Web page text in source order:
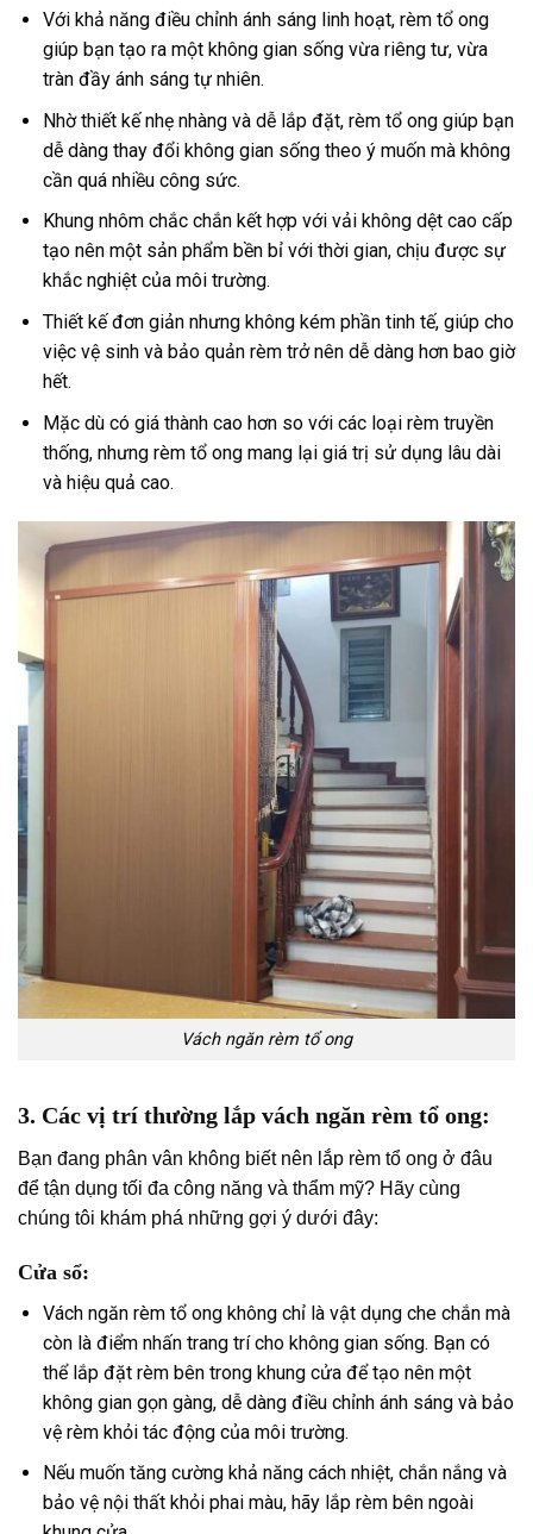
Với khả năng điều chỉnh ánh sáng linh hoạt, rèm tổ ong
giúp bạn tạo ra một không gian sống vừa riêng tư, vừa
tràn đầy ánh sáng tự nhiên.
Nhờ thiết kế nhẹ nhàng và dễ lắp đặt, rèm tổ ong giúp bạn
dễ dàng thay đổi không gian sống theo ý muốn mà không
cần quá nhiều công sức.
Khung nhôm chắc chắn kết hợp với vải không dệt cao cấp
tạo nên một sản phẩm bền bỉ với thời gian, chịu được sự
khắc nghiệt của môi trường.
Thiết kế đơn giản nhưng không kém phần tinh tế, giúp cho
việc vệ sinh và bảo quản rèm trở nên dễ dàng hơn bao giờ
hết.
Mặc dù có giá thành cao hơn so với các loại rèm truyền
thống, nhưng rèm tổ ong mang lại giá trị sử dụng lâu dài
và hiệu quả cao.
Vách ngăn rèm tổ ong
3. Các vị trí thường lắp vách ngăn rèm tổ ong:
Bạn đang phân vân không biết nên lắp rèm tổ ong ở đâu
để tận dụng tối đa công năng và thẩm mỹ? Hãy cùng
chúng tôi khám phá những gợi ý dưới đây:
Cửa sổ:
Vách ngăn rèm tổ ong không chỉ là vật dụng che chắn mà
còn là điểm nhấn trang trí cho không gian sống. Bạn có
thể lắp đặt rèm bên trong khung cửa để tạo nên một
không gian gọn gàng, dễ dàng điều chỉnh ánh sáng và bảo
vệ rèm khỏi tác động của môi trường.
Nếu muốn tăng cường khả năng cách nhiệt, chắn nắng và
bảo vệ nội thất khỏi phai màu, hãy lắp rèm bên ngoài